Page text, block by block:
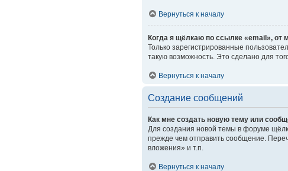
Вернуться к началу
Когда я щёлкаю по ссылке «email», от
Только зарегистрированные
такую возможность. Это сделано для
Вернуться к началу
Создание сообщений
Как мне создать новую тему или
Для создания новой темы в форуме
прежде чем отправить сообщение.
вложения» и т.п.
Вернуться к началу